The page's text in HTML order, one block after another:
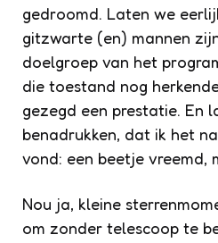
gedroomd. Laten we
gitzwarte (en) mannen
doelgroep van het
die toestand nog
gezegd een prestatie. En
benadrukken, dat ik het
vond: een beetje vreemd,
Nou ja, kleine
om zonder telescoop te